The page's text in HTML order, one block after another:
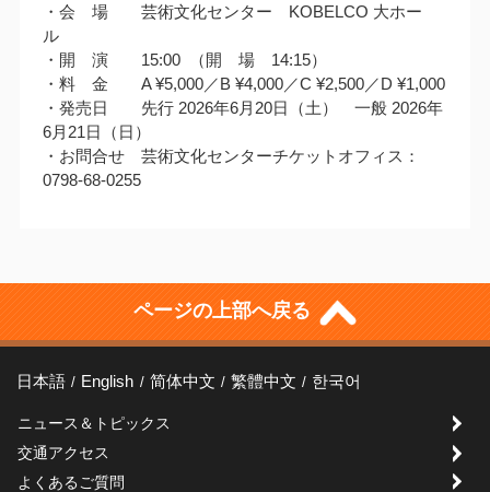
・会 場 芸術文化センター KOBELCO 大ホー
ル
・開 演 15:00 （開 場 14:15）
・料 金 A ¥5,000／B ¥4,000／C ¥2,500／D ¥1,000
・発売日 先行 2026年6月20日（土） 一般 2026年
6月21日（日）
・お問合せ 芸術文化センターチケットオフィス：
0798-68-0255
ページの上部へ戻る
日本語 English 简体中文 繁體中文 한국어
ニュース＆トピックス
交通アクセス
よくあるご質問